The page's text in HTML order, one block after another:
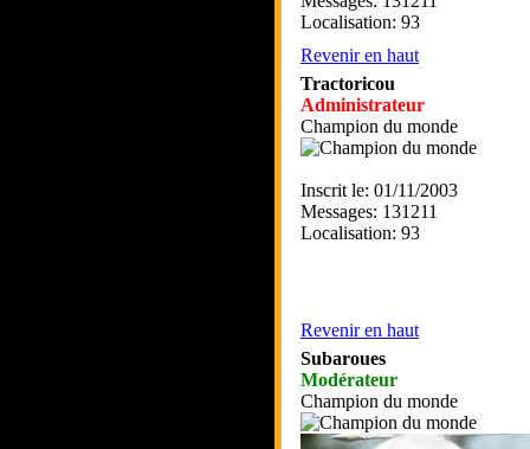
Localisation: 93
Revenir en haut
Tractoricou
Administrateur
Champion du monde
Inscrit le: 01/11/2003
Messages: 131211
Localisation: 93
Revenir en haut
Subaroues
Modérateur
Champion du monde